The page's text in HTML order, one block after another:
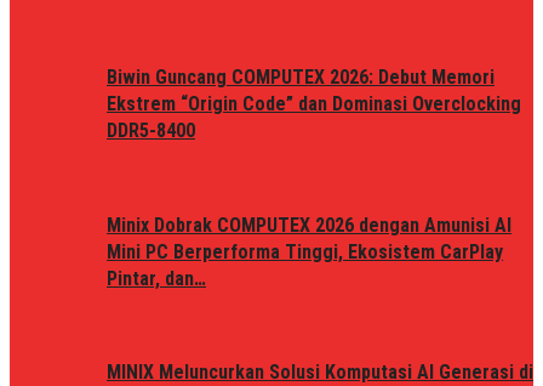
Biwin Guncang COMPUTEX 2026: Debut Memori
Ekstrem “Origin Code” dan Dominasi Overclocking
DDR5-8400
Minix Dobrak COMPUTEX 2026 dengan Amunisi AI
Mini PC Berperforma Tinggi, Ekosistem CarPlay
Pintar, dan…
MINIX Meluncurkan Solusi Komputasi AI Generasi di